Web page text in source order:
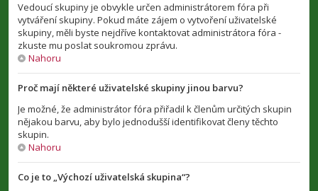
Vedoucí skupiny je obvykle určen administrátorem fóra při
vytváření skupiny. Pokud máte zájem o vytvoření uživatelské
skupiny, měli byste nejdříve kontaktovat administrátora fóra -
zkuste mu poslat soukromou zprávu.
Nahoru
Proč mají některé uživatelské skupiny jinou barvu?
Je možné, že administrátor fóra přiřadil k členům určitých skupin
nějakou barvu, aby bylo jednodušší identifikovat členy těchto
skupin.
Nahoru
Co je to „Výchozí uživatelská skupina“?